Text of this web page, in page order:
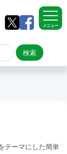
メニュー
テーマにした簡単